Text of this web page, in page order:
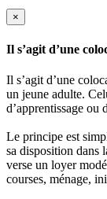
×
Il s’agit d’une
Il s’agit d’une
un jeune adulte.
d’apprentissage ou
Le principe est
sa disposition dans
verse un loyer
courses, ménage,